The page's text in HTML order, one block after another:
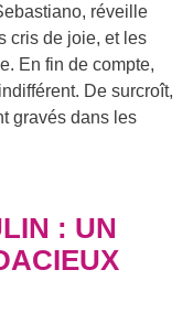
réveille
cris de joie, et les
En fin de compte,
De surcroît,
gravés dans les
: UN